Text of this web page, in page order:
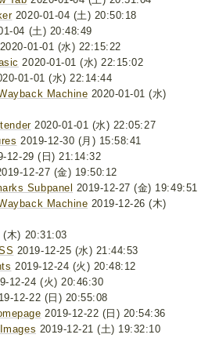
2020-01-04 (土) 20:50:18
04 (土) 20:48:49
01-01 (水) 22:15:22
2020-01-01 (水) 22:15:02
01-01 (水) 22:14:44
Machine 2020-01-01 (水)
2020-01-01 (水) 22:05:27
2019-12-30 (月) 15:58:41
12-29 (日) 21:14:32
12-27 (金) 19:50:12
Subpanel 2019-12-27 (金) 19:49:51
Machine 2019-12-26 (木)
木) 20:31:03
2019-12-25 (水) 21:44:53
2019-12-24 (火) 20:48:12
12-24 (火) 20:46:30
12-22 (日) 20:55:08
2019-12-22 (日) 20:54:36
2019-12-21 (土) 19:32:10